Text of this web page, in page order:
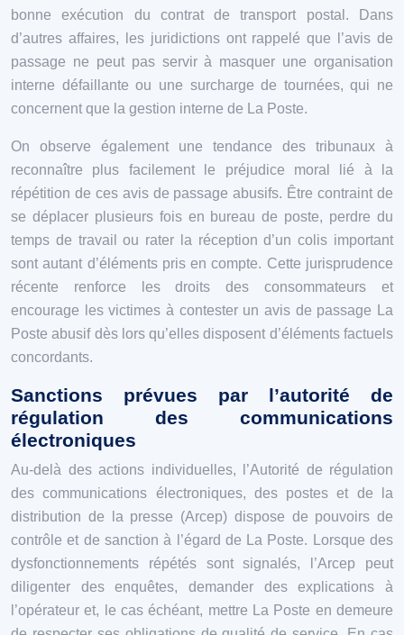
bonne exécution du contrat de transport postal. Dans
d’autres affaires, les juridictions ont rappelé que l’avis de
passage ne peut pas servir à masquer une organisation
interne défaillante ou une surcharge de tournées, qui ne
concernent que la gestion interne de La Poste.
On observe également une tendance des tribunaux à
reconnaître plus facilement le préjudice moral lié à la
répétition de ces avis de passage abusifs. Être contraint de
se déplacer plusieurs fois en bureau de poste, perdre du
temps de travail ou rater la réception d’un colis important
sont autant d’éléments pris en compte. Cette jurisprudence
récente renforce les droits des consommateurs et
encourage les victimes à contester un avis de passage La
Poste abusif dès lors qu’elles disposent d’éléments factuels
concordants.
Sanctions prévues par l’autorité de
régulation des communications
électroniques
Au-delà des actions individuelles, l’Autorité de régulation
des communications électroniques, des postes et de la
distribution de la presse (Arcep) dispose de pouvoirs de
contrôle et de sanction à l’égard de La Poste. Lorsque des
dysfonctionnements répétés sont signalés, l’Arcep peut
diligenter des enquêtes, demander des explications à
l’opérateur et, le cas échéant, mettre La Poste en demeure